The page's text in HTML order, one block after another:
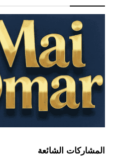
المشاركات الشائعة